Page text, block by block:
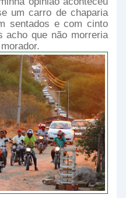
um carro de chaparia
sentados e com cinto
acho que não morreria